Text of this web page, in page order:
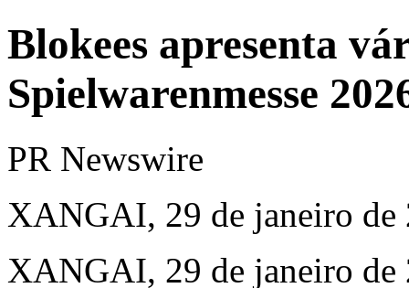
Blokees apresenta
Spielwarenmesse
PR Newswire
XANGAI, 29 de janeiro de
XANGAI, 29 de janeiro de